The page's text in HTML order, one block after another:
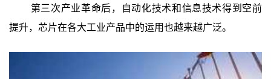
第三次产业革命后，自动化技术和信息技术得到空前
提升，芯片在各大工业产品中的运用也越来越广泛。